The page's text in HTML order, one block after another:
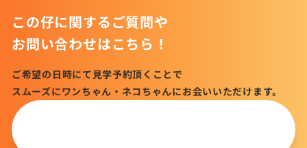
この仔に関するご質問や
お問い合わせはこちら！
ご希望の日時にて見学予約頂くことで
スムーズにワンちゃん・ネコちゃんにお会いいただけます。